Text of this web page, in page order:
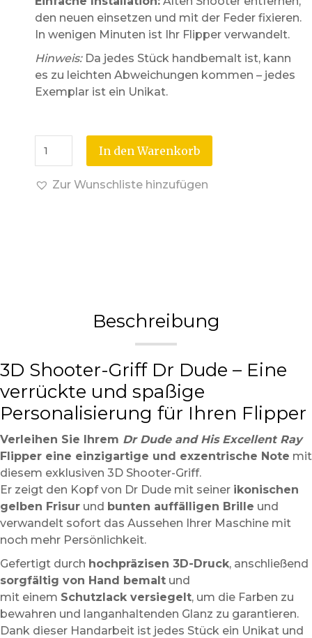
den neuen einsetzen und mit der Feder fixieren.
In wenigen Minuten ist Ihr Flipper verwandelt.
Hinweis:Da jedes Stück handbemalt ist, kann
es zu leichten Abweichungen kommen – jedes
Exemplar ist ein Unikat.
In den Warenkorb
Zur Wunschliste hinzufügen
Beschreibung
3D Shooter-Griff Dr Dude – Eine
verrückte und spaßige
Personalisierung für Ihren Flipper
Verleihen Sie Ihrem Dr Dude and His Excellent Ray
Flipper eine einzigartige und exzentrische Note mit
diesem exklusiven 3D Shooter-Griff.
Er zeigt den Kopf von Dr Dude mit seiner ikonischen
gelben Frisur und bunten auffälligen Brille und
verwandelt sofort das Aussehen Ihrer Maschine mit
noch mehr Persönlichkeit.
Gefertigt durch hochpräzisen 3D-Druck, anschließend
sorgfältig von Hand bemalt und
mit einem Schutzlack versiegelt, um die Farben zu
bewahren und langanhaltenden Glanz zu garantieren.
Dank dieser Handarbeit ist jedes Stück ein Unikat und